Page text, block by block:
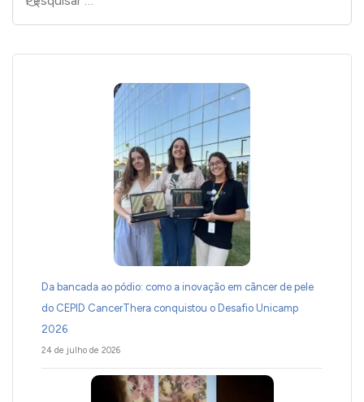
Da bancada ao pódio: como a inovação em câncer de pele
do CEPID CancerThera conquistou o Desafio Unicamp
2026
24 de julho de 2026